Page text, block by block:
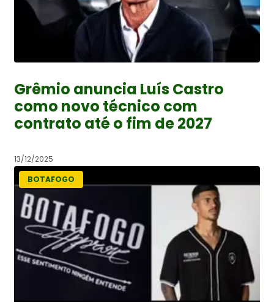
Grêmio anuncia Luís Castro
como novo técnico com
contrato até o fim de 2027
13/12/2025
BOTAFOGO